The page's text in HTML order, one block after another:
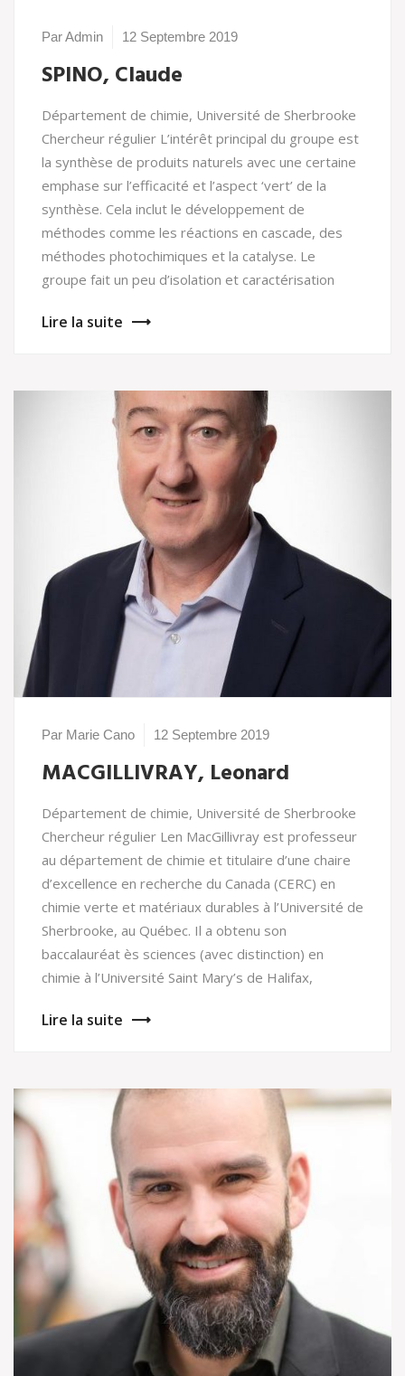
Par Admin 12 Septembre 2019
SPINO, Claude
Département de chimie, Université de Sherbrooke
Chercheur régulier L’intérêt principal du groupe est
la synthèse de produits naturels avec une certaine
emphase sur l’efficacité et l’aspect ‘vert’ de la
synthèse. Cela inclut le développement de
méthodes comme les réactions en cascade, des
méthodes photochimiques et la catalyse. Le
groupe fait un peu d’isolation et caractérisation
Lire la suite
Par Marie Cano 12 Septembre 2019
MACGILLIVRAY, Leonard
Département de chimie, Université de Sherbrooke
Chercheur régulier Len MacGillivray est professeur
au département de chimie et titulaire d’une chaire
d’excellence en recherche du Canada (CERC) en
chimie verte et matériaux durables à l’Université de
Sherbrooke, au Québec. Il a obtenu son
baccalauréat ès sciences (avec distinction) en
chimie à l’Université Saint Mary’s de Halifax,
Lire la suite